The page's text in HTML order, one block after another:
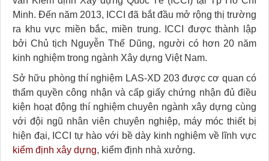
Minh. Đến năm 2013, ICCI đã bắt đầu mở rộng thị trường
ra khu vực miền bắc, miền trung. ICCI được thành lập
bởi Chủ tịch Nguyễn Thế Dũng, người có hơn 20 năm
kinh nghiệm trong ngành Xây dựng Việt Nam.
Sở hữu phòng thí nghiệm LAS-XD 203 được cơ quan có
thẩm quyền công nhận và cấp giấy chứng nhận đủ điều
kiện hoạt động thí nghiệm chuyên ngành xây dựng cùng
với đội ngũ nhân viên chuyên nghiệp, máy móc thiết bị
hiện đại, ICCI tự hào với bề dày kinh nghiệm về lĩnh vực
kiểm định xây dựng, kiểm định nhà xưởng.